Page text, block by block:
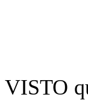
VISTO